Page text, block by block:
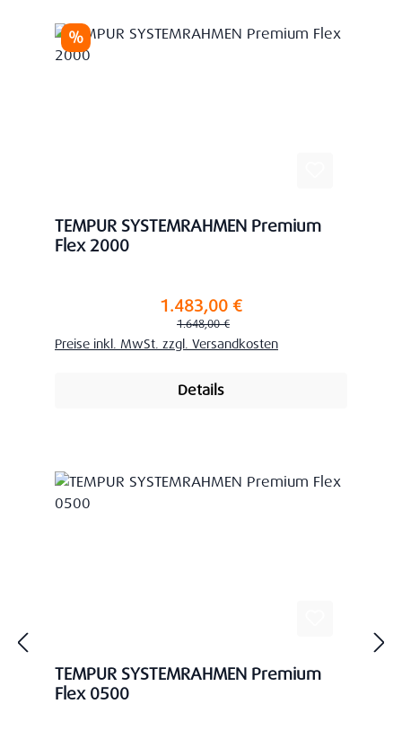
Rabatt
%
TEMPUR SYSTEMRAHMEN Premium
Flex 2000
Verkaufspreis:1.483,00 €
Regulärer Preis:
1.648,00 €
Preise inkl. MwSt. zzgl. Versandkosten
Details
TEMPUR SYSTEMRAHMEN Premium
Flex 0500